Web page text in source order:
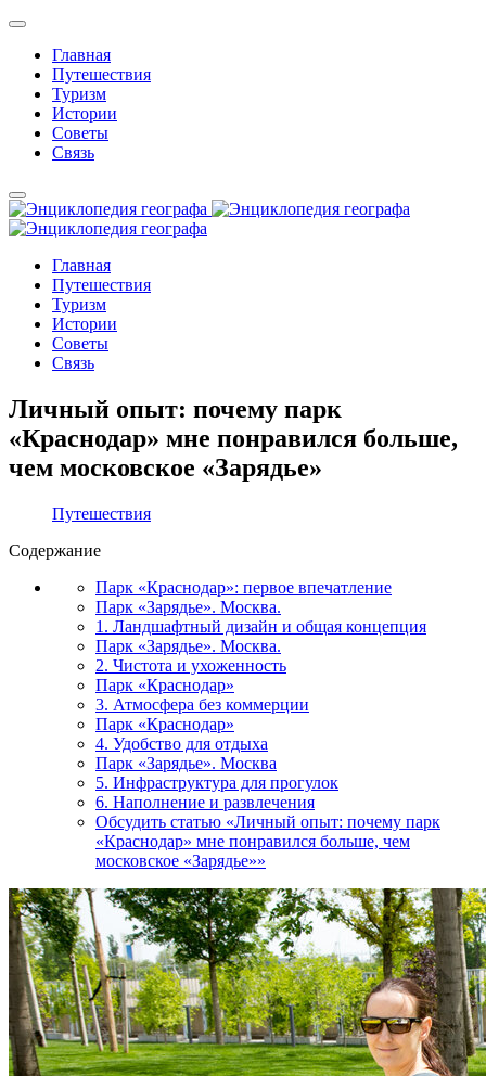
Главная
Путешествия
Туризм
Истории
Советы
Связь
Главная
Путешествия
Туризм
Истории
Советы
Связь
Личный опыт: почему парк
«Краснодар» мне понравился больше,
чем московское «Зарядье»
Путешествия
Содержание
Парк «Краснодар»: первое впечатление
Парк «Зарядье». Москва.
1. Ландшафтный дизайн и общая концепция
Парк «Зарядье». Москва.
2. Чистота и ухоженность
Парк «Краснодар»
3. Атмосфера без коммерции
Парк «Краснодар»
4. Удобство для отдыха
Парк «Зарядье». Москва
5. Инфраструктура для прогулок
6. Наполнение и развлечения
Обсудить статью «Личный опыт: почему парк
«Краснодар» мне понравился больше, чем
московское «Зарядье»»